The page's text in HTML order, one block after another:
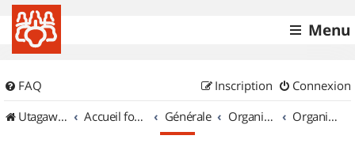
Menu
FAQ Connexion
Inscription
UtagawaVTT (Randos VTT et VTTAE avec traces GPS)
Accueil forum Générale Organisation de sorties & Recherche de partenaires Organisation de sorties en région Rhône Alpes